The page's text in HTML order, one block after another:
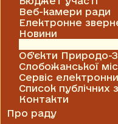
Веб-камери ради
Електронне
Новини
Об'єкти Природо-
Слобожанської
Сервіс
Список публічних
Контакти
Про раду